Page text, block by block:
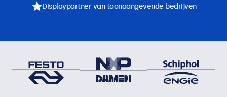
Displaypartner van toonaangevende bedrijven